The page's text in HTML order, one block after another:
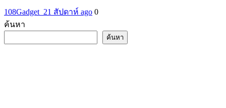
108Gadget_21 สัปดาห์ ago 0
ค้นหา
ค้นหา